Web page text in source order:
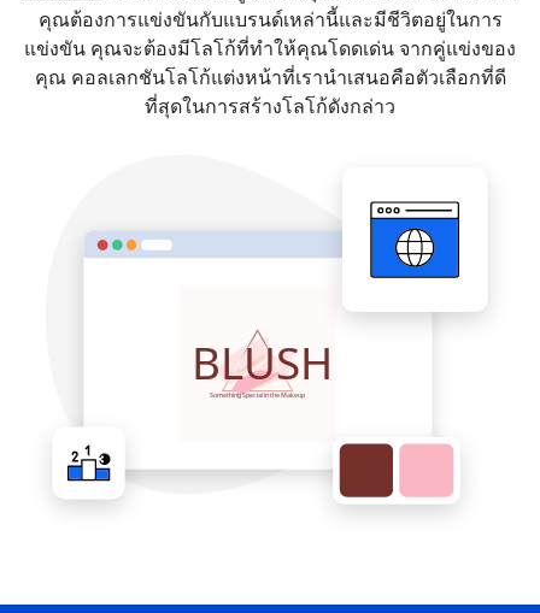
คุณต้องการแข่งขันกับแบรนด์เหล่านี้และมีชีวิตอยู่ในการ
แข่งขัน คุณจะต้องมีโลโก้ที่ทำให้คุณโดดเด่น จากคู่แข่งของ
คุณ คอลเลกชันโลโก้แต่งหน้าที่เรานำเสนอคือตัวเลือกที่ดี
ที่สุดในการสร้างโลโก้ดังกล่าว